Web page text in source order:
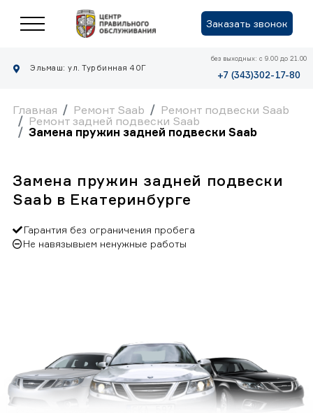
Заказать звонок
Эльмаш: ул. Турбинная 40Г
без выходных: с 9.00 до 21.00
+7 (343)302-17-80
Главная Ремонт Saab
Ремонт подвески Saab
Ремонт задней подвески Saab
Замена пружин задней подвески Saab
Замена пружин задней подвески
Saab в Екатеринбурге
Гарантия без ограничения пробега
Не навязывыем ненужные работы